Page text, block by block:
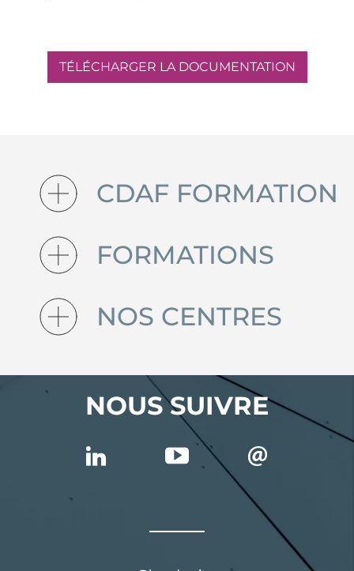
TÉLÉCHARGER LA DOCUMENTATION
CDAF FORMATION
FORMATIONS
NOS CENTRES
NOUS SUIVRE